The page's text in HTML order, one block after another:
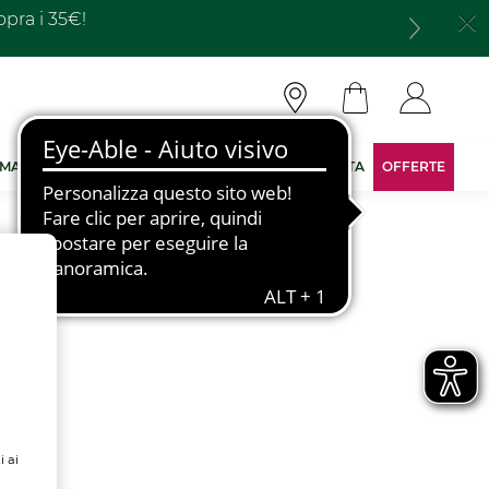
i 35€!
DIVENTA CONSULENTE AREA RISERVATA OFFERTE
ai